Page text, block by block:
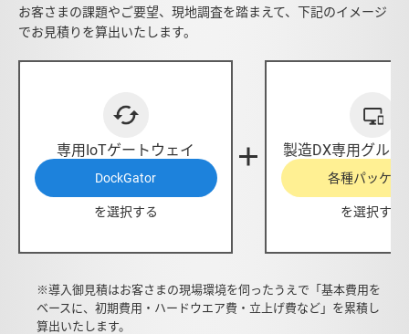
お客さまの課題やご要望、現地調査を踏まえて、下記のイメージ
でお見積りを算出いたします。
専用IoTゲートウェイ
DockGator
を選択する
製造DX専用グルー
各種パッケー
を選択する
※導入御見積はお客さまの現場環境を伺ったうえで「基本費用を
ベースに、初期費用・ハードウエア費・立上げ費など」を累積し
算出いたします。